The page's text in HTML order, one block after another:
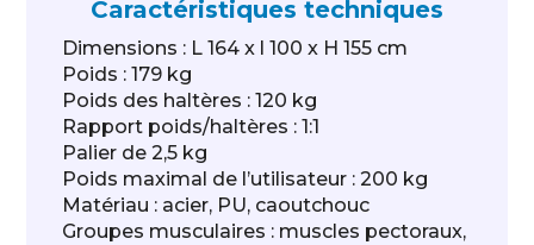
Caractéristiques techniques
Dimensions : L 164 x l 100 x H 155 cm
Poids : 179 kg
Poids des haltères : 120 kg
Rapport poids/haltères : 1:1
Palier de 2,5 kg
Poids maximal de l’utilisateur : 200 kg
Matériau : acier, PU, caoutchouc
Groupes musculaires : muscles pectoraux,